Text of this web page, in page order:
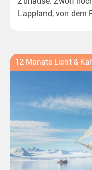
Lappland, von dem
12 Monate Licht &